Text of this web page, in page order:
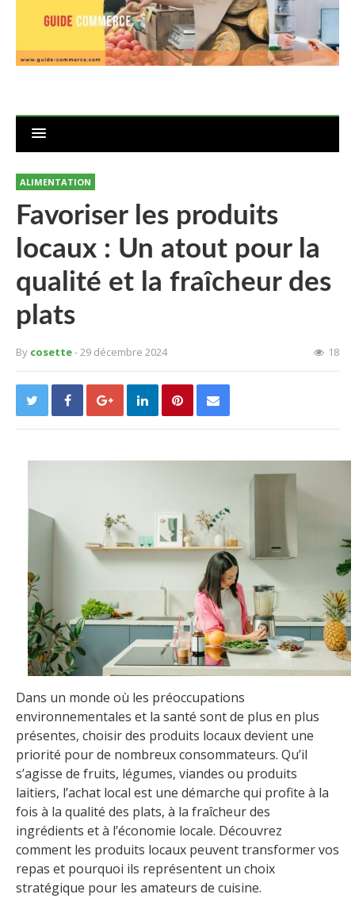
ALIMENTATION
Favoriser les produits
locaux : Un atout pour la
qualité et la fraîcheur des
plats
By cosette- 29 décembre 2024 18
Dans un monde où les préoccupations
environnementales et la santé sont de plus en plus
présentes, choisir des produits locaux devient une
priorité pour de nombreux consommateurs. Qu’il
s’agisse de fruits, légumes, viandes ou produits
laitiers, l’achat local est une démarche qui profite à la
fois à la qualité des plats, à la fraîcheur des
ingrédients et à l’économie locale. Découvrez
comment les produits locaux peuvent transformer vos
repas et pourquoi ils représentent un choix
stratégique pour les amateurs de cuisine.